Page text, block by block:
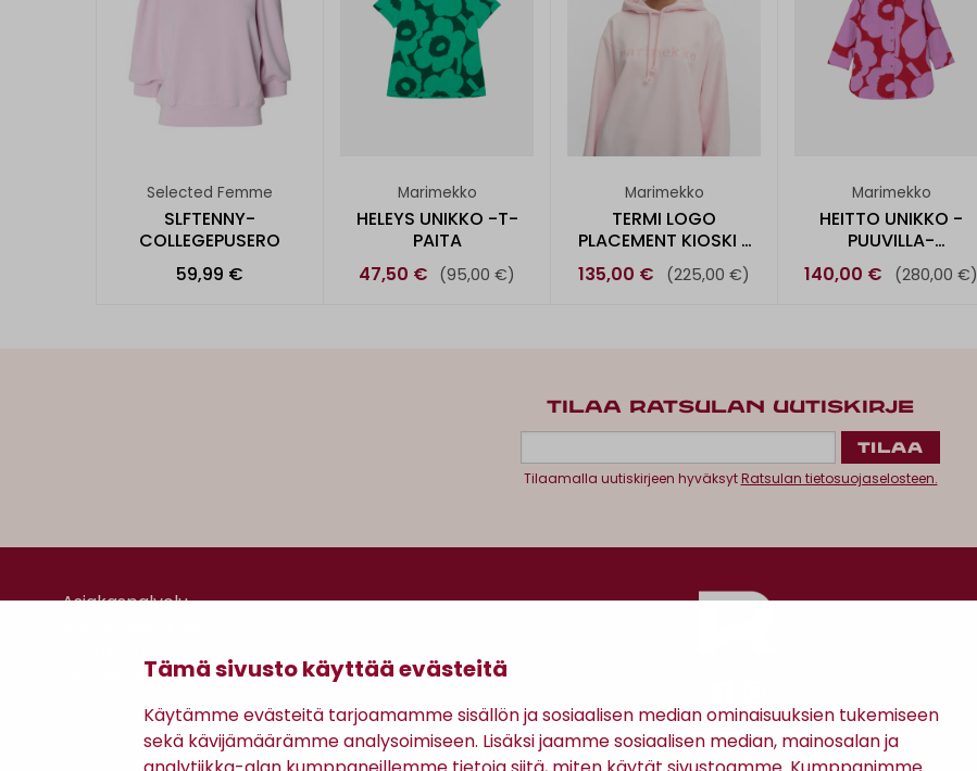
Tämä sivusto käyttää evästeitä
Käytämme evästeitä tarjoamamme sisällön ja sosiaalisen median ominaisuuksien tukemiseen
sekä kävijämäärämme analysoimiseen. Lisäksi jaamme sosiaalisen median, mainosalan ja
Selected Femme
SLFTENNY-
COLLEGEPUSERO
59,99 €
Marimekko
HELEYS UNIKKO -T-
PAITA
47,50 € (95,00 €)
Marimekko
TERMI LOGO
PLACEMENT KIOSKI -
HUPPARI
135,00 € (225,00 €)
Marimekko
HEITTO UNIKKO -
PUUVILLA-
PELLAVAPAITA
140,00 € (280,00 €)
TILAA RATSULAN UUTISKIRJE
Tilaamalla uutiskirjeen hyväksytRatsulan tietosuojaselosteen.
Asiakaspalvelu
Gomee Ratsula Café
Antinkatu 17, 28100 Pori